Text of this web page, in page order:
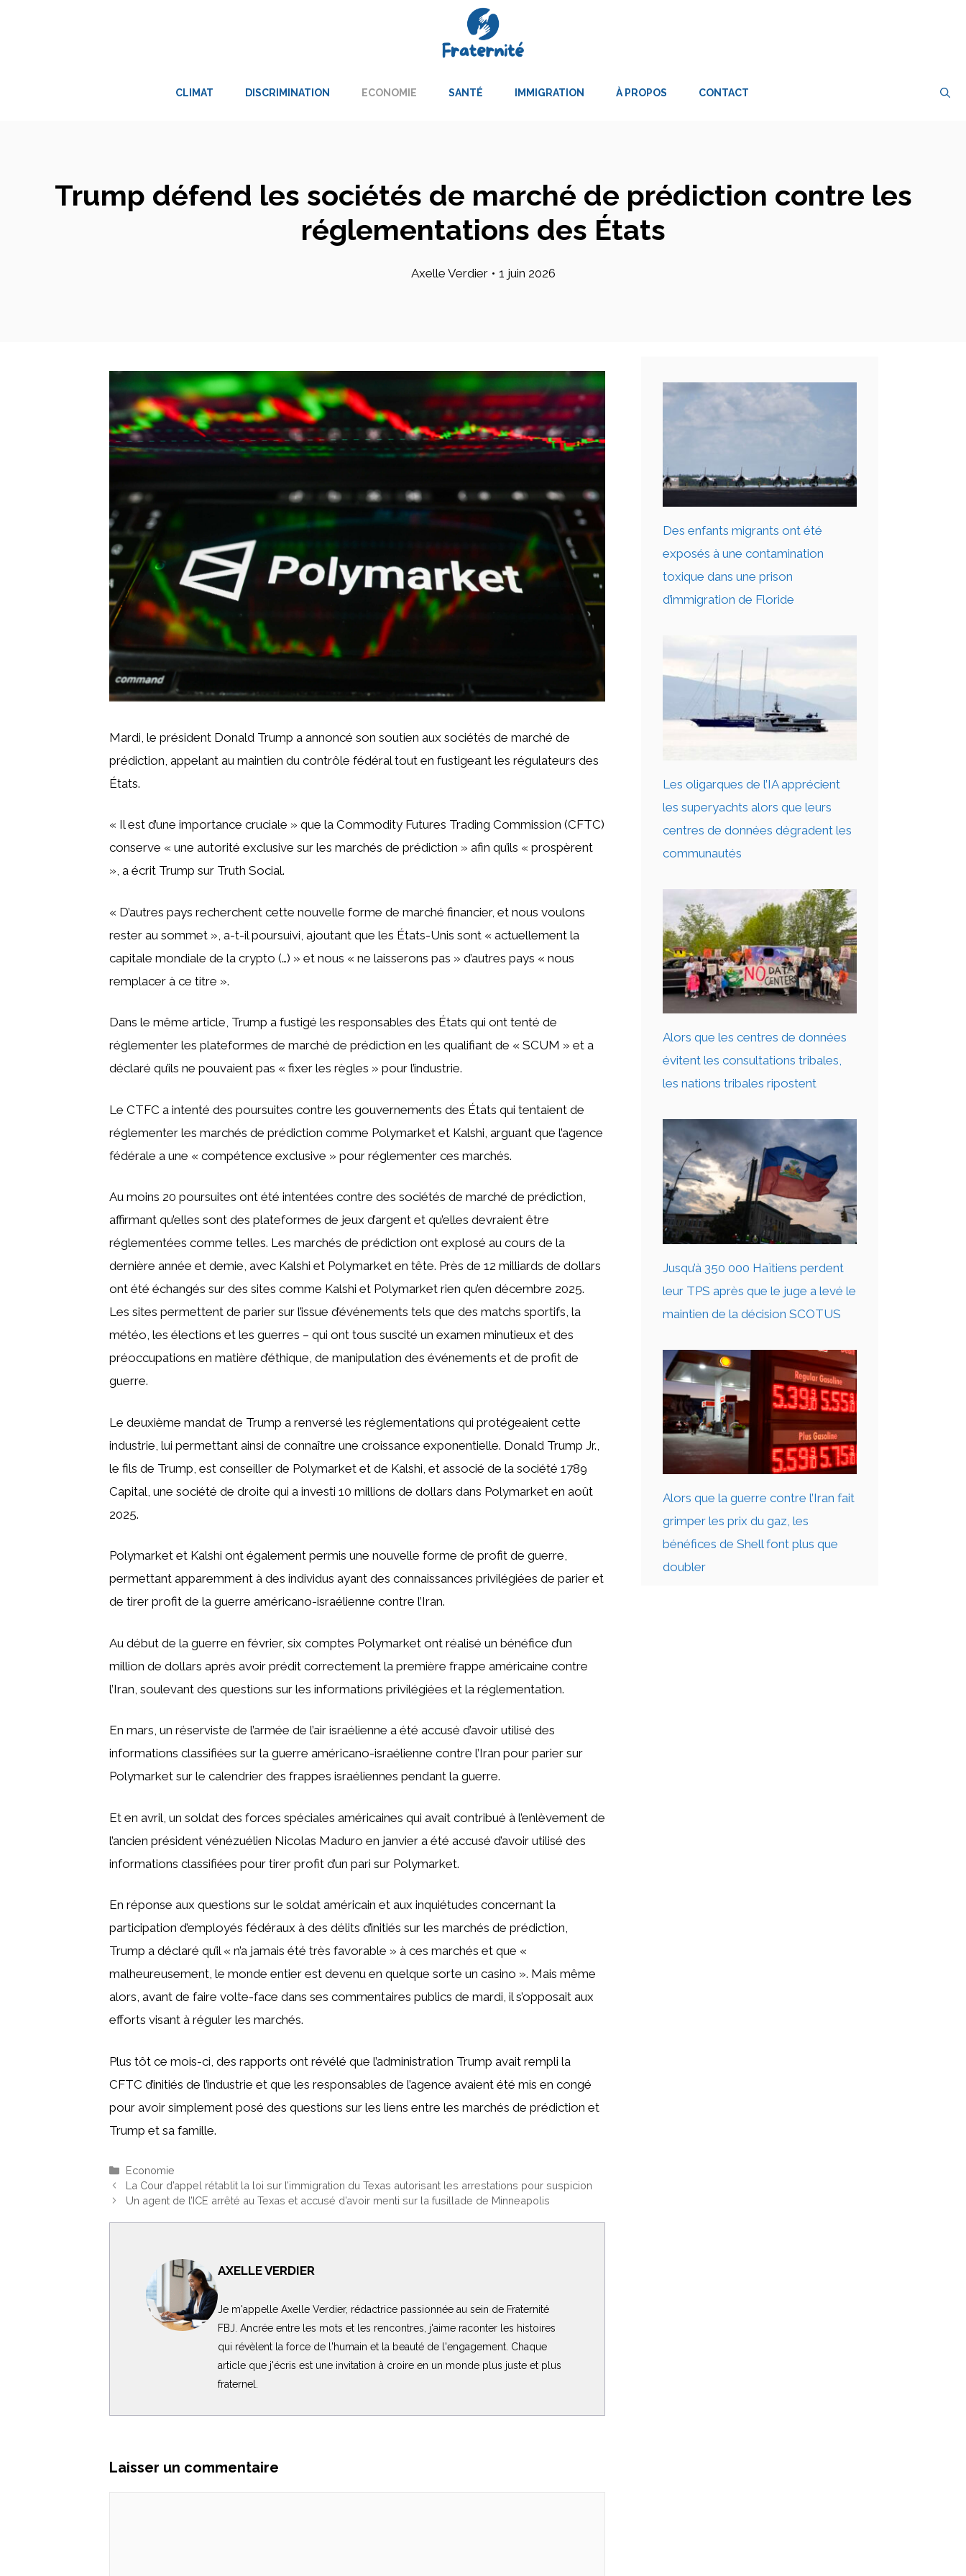
CLIMAT DISCRIMINATION ECONOMIE SANTÉ IMMIGRATION À PROPOS CONTACT
Trump défend les sociétés de marché de prédiction contre les
réglementations des États
Axelle Verdier • 1 juin 2026
Mardi, le président Donald Trump a annoncé son soutien aux sociétés de marché de
prédiction, appelant au maintien du contrôle fédéral tout en fustigeant les régulateurs des
États.
« Il est d’une importance cruciale » que la Commodity Futures Trading Commission (CFTC)
conserve « une autorité exclusive sur les marchés de prédiction » afin qu’ils « prospèrent
», a écrit Trump sur Truth Social.
« D’autres pays recherchent cette nouvelle forme de marché financier, et nous voulons
rester au sommet », a-t-il poursuivi, ajoutant que les États-Unis sont « actuellement la
capitale mondiale de la crypto (…) » et nous « ne laisserons pas » d’autres pays « nous
remplacer à ce titre ».
Dans le même article, Trump a fustigé les responsables des États qui ont tenté de
réglementer les plateformes de marché de prédiction en les qualifiant de « SCUM » et a
déclaré qu’ils ne pouvaient pas « fixer les règles » pour l’industrie.
Le CTFC a intenté des poursuites contre les gouvernements des États qui tentaient de
réglementer les marchés de prédiction comme Polymarket et Kalshi, arguant que l’agence
fédérale a une « compétence exclusive » pour réglementer ces marchés.
Au moins 20 poursuites ont été intentées contre des sociétés de marché de prédiction,
affirmant qu’elles sont des plateformes de jeux d’argent et qu’elles devraient être
réglementées comme telles. Les marchés de prédiction ont explosé au cours de la
dernière année et demie, avec Kalshi et Polymarket en tête. Près de 12 milliards de dollars
ont été échangés sur des sites comme Kalshi et Polymarket rien qu’en décembre 2025.
Les sites permettent de parier sur l’issue d’événements tels que des matchs sportifs, la
météo, les élections et les guerres – qui ont tous suscité un examen minutieux et des
préoccupations en matière d’éthique, de manipulation des événements et de profit de
guerre.
Le deuxième mandat de Trump a renversé les réglementations qui protégeaient cette
industrie, lui permettant ainsi de connaître une croissance exponentielle. Donald Trump Jr.,
le fils de Trump, est conseiller de Polymarket et de Kalshi, et associé de la société 1789
Capital, une société de droite qui a investi 10 millions de dollars dans Polymarket en août
2025.
Polymarket et Kalshi ont également permis une nouvelle forme de profit de guerre,
permettant apparemment à des individus ayant des connaissances privilégiées de parier et
de tirer profit de la guerre américano-israélienne contre l’Iran.
Au début de la guerre en février, six comptes Polymarket ont réalisé un bénéfice d’un
million de dollars après avoir prédit correctement la première frappe américaine contre
l’Iran, soulevant des questions sur les informations privilégiées et la réglementation.
En mars, un réserviste de l’armée de l’air israélienne a été accusé d’avoir utilisé des
informations classifiées sur la guerre américano-israélienne contre l’Iran pour parier sur
Polymarket sur le calendrier des frappes israéliennes pendant la guerre.
Et en avril, un soldat des forces spéciales américaines qui avait contribué à l’enlèvement de
l’ancien président vénézuélien Nicolas Maduro en janvier a été accusé d’avoir utilisé des
informations classifiées pour tirer profit d’un pari sur Polymarket.
En réponse aux questions sur le soldat américain et aux inquiétudes concernant la
participation d’employés fédéraux à des délits d’initiés sur les marchés de prédiction,
Trump a déclaré qu’il « n’a jamais été très favorable » à ces marchés et que «
malheureusement, le monde entier est devenu en quelque sorte un casino ». Mais même
alors, avant de faire volte-face dans ses commentaires publics de mardi, il s’opposait aux
efforts visant à réguler les marchés.
Plus tôt ce mois-ci, des rapports ont révélé que l’administration Trump avait rempli la
CFTC d’initiés de l’industrie et que les responsables de l’agence avaient été mis en congé
pour avoir simplement posé des questions sur les liens entre les marchés de prédiction et
Trump et sa famille.
Catégories
Economie
La Cour d’appel rétablit la loi sur l’immigration du Texas autorisant les arrestations pour suspicion
Un agent de l’ICE arrêté au Texas et accusé d’avoir menti sur la fusillade de Minneapolis
AXELLE VERDIER
Je m'appelle Axelle Verdier, rédactrice passionnée au sein de Fraternité
FBJ. Ancrée entre les mots et les rencontres, j'aime raconter les histoires
qui révèlent la force de l'humain et la beauté de l'engagement. Chaque
article que j'écris est une invitation à croire en un monde plus juste et plus
fraternel.
Laisser un commentaire
Des enfants migrants ont été
exposés à une contamination
toxique dans une prison
d’immigration de Floride
Les oligarques de l’IA apprécient
les superyachts alors que leurs
centres de données dégradent les
communautés
Alors que les centres de données
évitent les consultations tribales,
les nations tribales ripostent
Jusqu’à 350 000 Haïtiens perdent
leur TPS après que le juge a levé le
maintien de la décision SCOTUS
Alors que la guerre contre l’Iran fait
grimper les prix du gaz, les
bénéfices de Shell font plus que
doubler